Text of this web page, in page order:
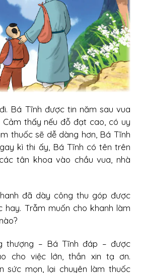
Bá Tĩnh được tin năm sau vua
Cảm thấy nếu đỗ đạt cao, có uy
thuốc sẽ dễ dàng hơn, Bá Tĩnh
kì thi ấy, Bá Tĩnh có tên trên
tân khoa vào chầu vua, nhà
đã dày công thu góp được
hay. Trẫm muốn cho khanh làm
thượng – Bá Tĩnh đáp – được
cho việc lớn, thần xin tạ ơn.
sức mọn, lại chuyên làm thuốc